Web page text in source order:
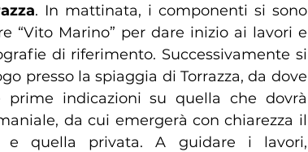
. In mattinata, i componenti si sono
“Vito Marino” per dare inizio ai lavori e
di riferimento. Successivamente si
presso la spiaggia di Torrazza, da dove
indicazioni su quella che dovrà
da cui emergerà con chiarezza il
e quella privata. A guidare i lavori,